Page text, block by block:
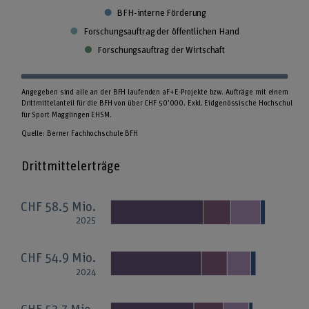
BFH-interne Förderung
Forschungsauftrag der öffentlichen Hand
Forschungsauftrag der Wirtschaft
Angegeben sind alle an der BFH laufenden aF+E-Projekte bzw. Aufträge mit einem
Drittmittelanteil für die BFH von über CHF 50’000. Exkl. Eidgenössische Hochschule
für Sport Magglingen EHSM.
Quelle: Berner Fachhochschule BFH
Drittmittelerträge
CHF 58.5 Mio.
2025
CHF 54.9 Mio.
2024